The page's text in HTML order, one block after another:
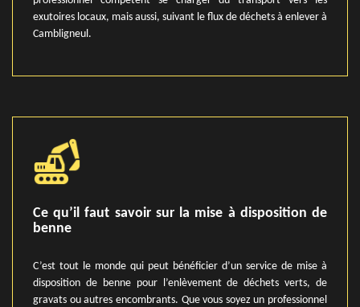
exutoires locaux, mais aussi, suivant le flux de déchets à enlever à
Cambligneul.
Ce qu’il faut savoir sur la mise à disposition de
benne
C’est tout le monde qui peut bénéficier d’un service de mise à
disposition de benne pour l’enlèvement de déchets verts, de
gravats ou autres encombrants. Que vous soyez un professionnel